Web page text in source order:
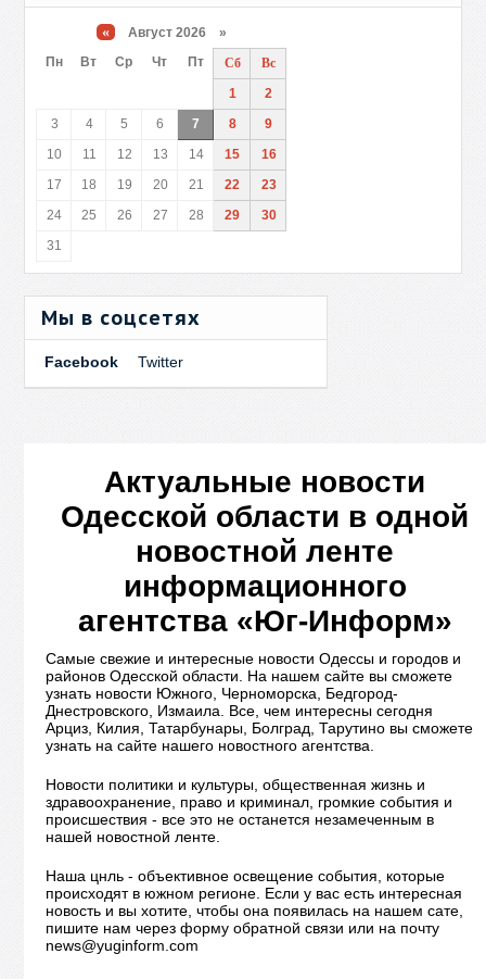
« Август 2026 »
Пн
Вт Ср Чт Пт Сб
Вс
1
2
3
4 5 6 7 8
9
10
11 12 13 14 15
16
17
18 19 20 21 22
23
24
25 26 27 28 29
30
31
Мы в соцсетях
Facebook Twitter
Актуальные новости
Одесской области в одной
новостной ленте
информационного
агентства «Юг-Информ»
Самые свежие и интересные новости Одессы и городов и
районов Одесской области. На нашем сайте вы сможете
узнать новости Южного, Черноморска, Бедгород-
Днестровского, Измаила. Все, чем интересны сегодня
Арциз, Килия, Татарбунары, Болград, Тарутино вы сможете
узнать на сайте нашего новостного агентства.
Новости политики и культуры, общественная жизнь и
здравоохранение, право и криминал, громкие события и
происшествия - все это не останется незамеченным в
нашей новостной ленте.
Наша цнль - объективное освещение события, которые
происходят в южном регионе. Если у вас есть интересная
новость и вы хотите, чтобы она появилась на нашем сате,
пишите нам через форму обратной связи или на почту
news@yuginform.com